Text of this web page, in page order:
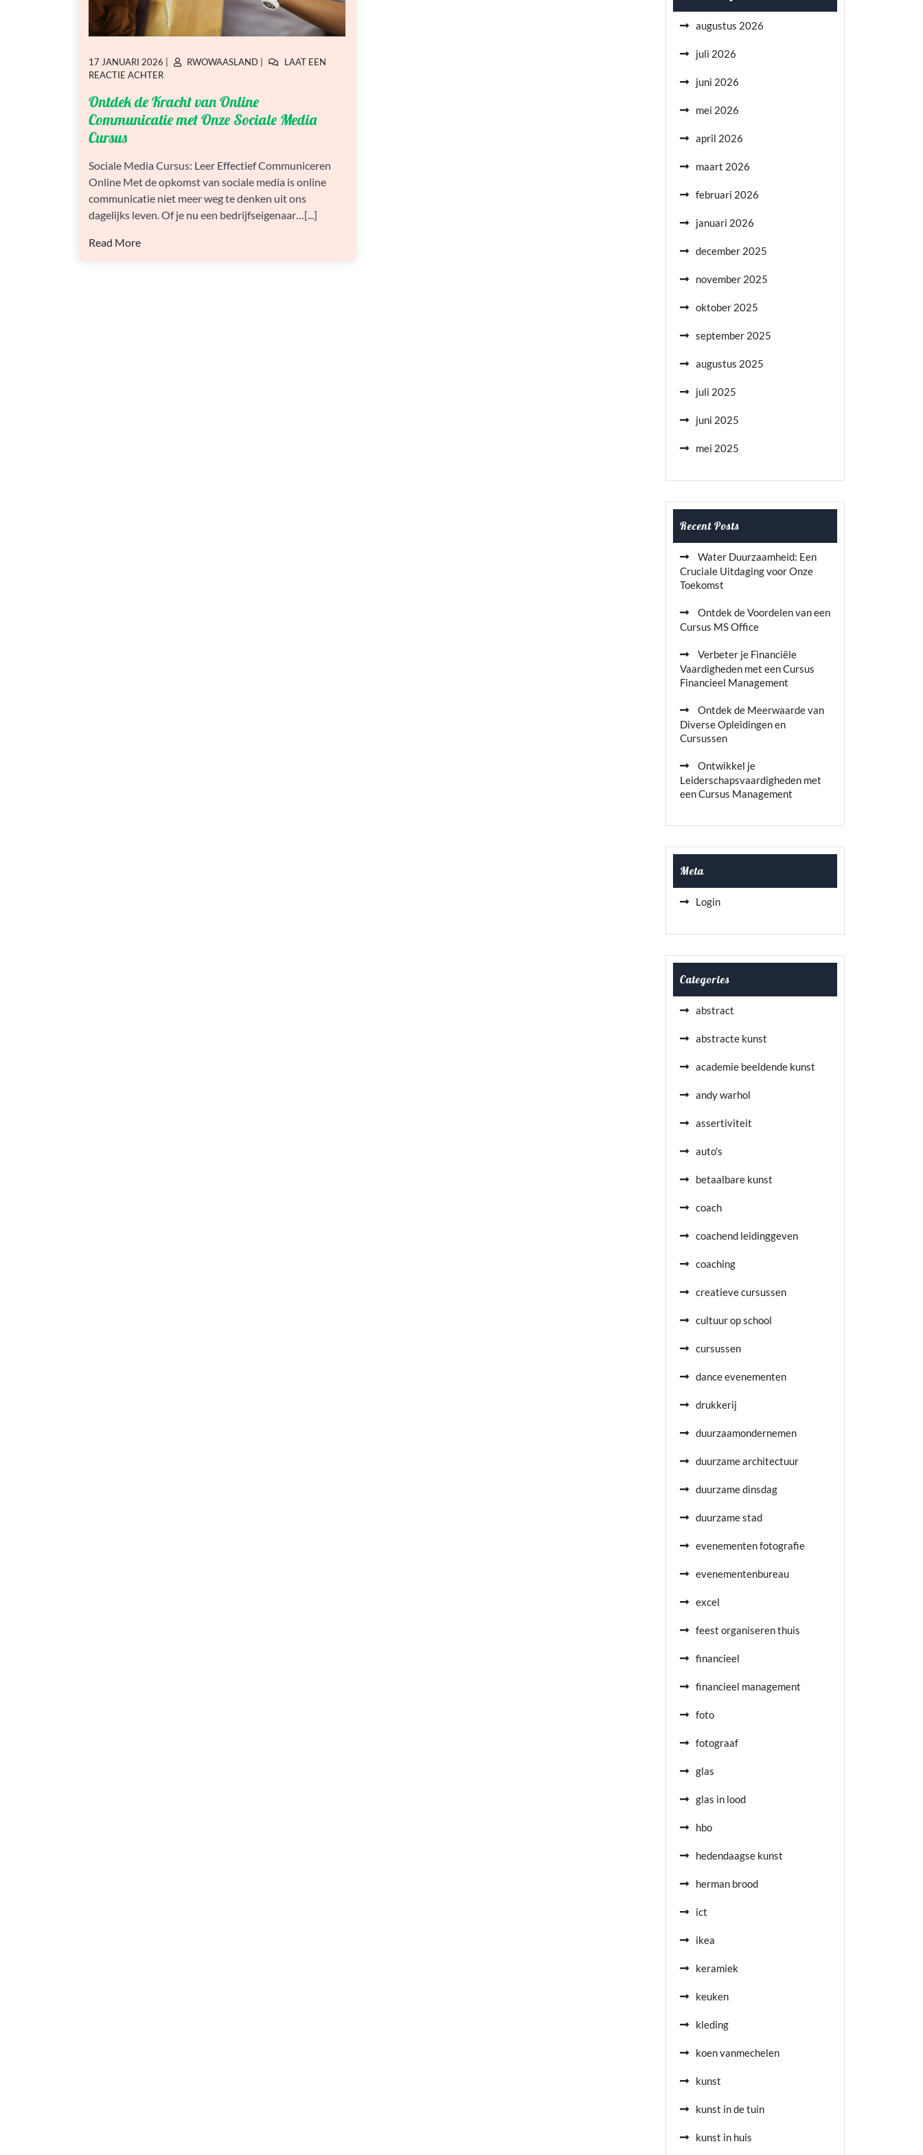
GEPLAATST
OP
17 JANUARI 2026
GEPLAATST
RWOWAASLAND
LAAT EEN
REACTIE ACHTEROP
DE
KRACHT
VAN
MET
ONZE
SOCIALE
MEDIA
CURSUS
Ontdek de Kracht van Online
Communicatie met Onze Sociale Media
Cursus
Sociale Media Cursus: Leer Effectief Communiceren
Online Met de opkomst van sociale media is online
communicatie niet meer weg te denken uit ons
dagelijks leven. Of je nu een bedrijfseigenaar…[...]
Read More
augustus 2026
juli 2026
juni 2026
mei 2026
april 2026
maart 2026
februari 2026
januari 2026
december 2025
november 2025
oktober 2025
september 2025
augustus 2025
juli 2025
juni 2025
mei 2025
Recent Posts
Water Duurzaamheid: Een
Cruciale Uitdaging voor Onze
Toekomst
Ontdek de Voordelen van een
Cursus MS Office
Verbeter je Financiële
Vaardigheden met een Cursus
Financieel Management
Ontdek de Meerwaarde van
Diverse Opleidingen en
Cursussen
Ontwikkel je
Leiderschapsvaardigheden met
een Cursus Management
Meta
Login
Categories
abstract
abstracte kunst
academie beeldende kunst
andy warhol
assertiviteit
auto's
betaalbare kunst
coach
coachend leidinggeven
coaching
creatieve cursussen
cultuur op school
cursussen
dance evenementen
drukkerij
duurzaamondernemen
duurzame architectuur
duurzame dinsdag
duurzame stad
evenementen fotografie
evenementenbureau
excel
feest organiseren thuis
financieel
financieel management
foto
fotograaf
glas
glas in lood
hbo
hedendaagse kunst
herman brood
ict
ikea
keramiek
keuken
kleding
koen vanmechelen
kunst
kunst in de tuin
kunst in huis